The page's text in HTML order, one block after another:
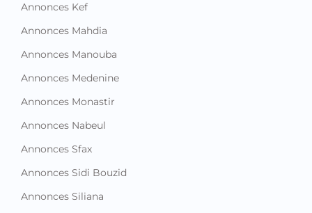
Annonces Kef
Annonces Mahdia
Annonces Manouba
Annonces Medenine
Annonces Monastir
Annonces Nabeul
Annonces Sfax
Annonces Sidi Bouzid
Annonces Siliana